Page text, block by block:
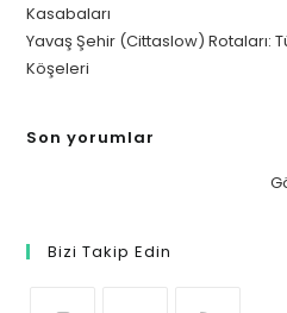
Kasabaları
Yavaş Şehir (Cittaslow) Rotaları:
Köşeleri
Son yorumlar
Bizi Takip Edin